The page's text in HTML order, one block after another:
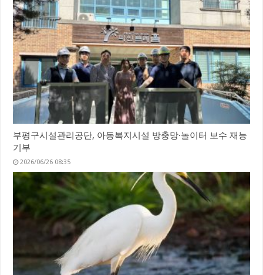
부평구시설관리공단, 아동복지시설 방충망·놀이터 보수 재능
기부
2026/06/26 08:35